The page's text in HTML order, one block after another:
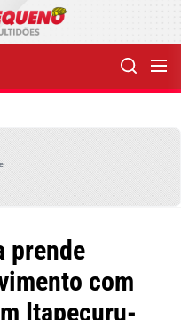
prende
com
Itapecuru-